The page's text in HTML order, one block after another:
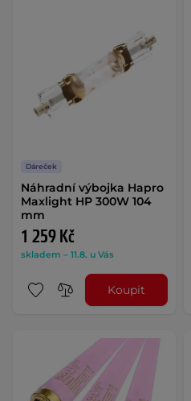
Dáreček
Náhradní výbojka Hapro
Maxlight HP 300W 104
mm
1 259 Kč
skladem – 11.8. u Vás
Koupit